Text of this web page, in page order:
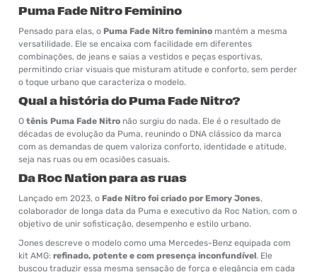
Puma Fade Nitro Feminino
Pensado para elas, o Puma Fade Nitro feminino mantém a mesma
versatilidade. Ele se encaixa com facilidade em diferentes
combinações, de jeans e saias a vestidos e peças esportivas,
permitindo criar visuais que misturam atitude e conforto, sem perder
o toque urbano que caracteriza o modelo.
Qual a história do Puma Fade Nitro?
O tênis Puma Fade Nitro não surgiu do nada. Ele é o resultado de
décadas de evolução da Puma, reunindo o DNA clássico da marca
com as demandas de quem valoriza conforto, identidade e atitude,
seja nas ruas ou em ocasiões casuais.
Da Roc Nation para as ruas
Lançado em 2023, o Fade Nitro foi criado por Emory Jones,
colaborador de longa data da Puma e executivo da Roc Nation, com o
objetivo de unir sofisticação, desempenho e estilo urbano.
Jones descreve o modelo como uma Mercedes-Benz equipada com
kit AMG: refinado, potente e com presença inconfundível. Ele
buscou traduzir essa mesma sensação de força e elegância em cada